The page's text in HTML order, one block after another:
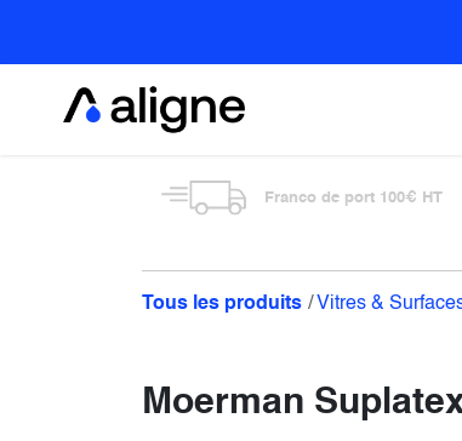
Franco de port 100€ HT
Tous les produits Vitres &
Moerman